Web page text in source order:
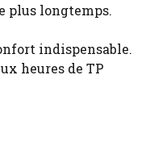
plus longtemps.
indispensable.
heures de TP